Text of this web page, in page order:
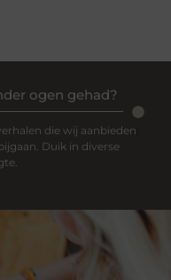
ogen gehad?
die wij aanbieden
Duik in diverse